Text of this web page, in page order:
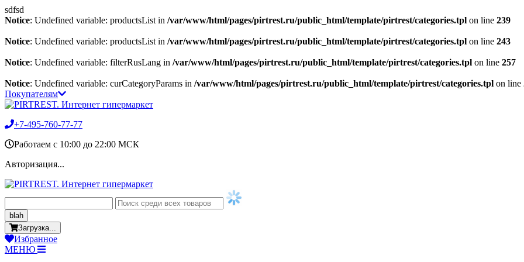
sdfsd
Notice: Undefined variable: productsList in /var/www/html/pages/pirtrest.ru/public_html/template/pirtrest/categories.tpl on line 239
Notice: Undefined variable: productsList in /var/www/html/pages/pirtrest.ru/public_html/template/pirtrest/categories.tpl on line 243
Notice: Undefined variable: filterRusLang in /var/www/html/pages/pirtrest.ru/public_html/template/pirtrest/categories.tpl on line 257
Notice: Undefined variable: curCategoryParams in /var/www/html/pages/pirtrest.ru/public_html/template/pirtrest/categories.tpl on line
Покупателям
+7-495-760-77-77
Работаем c 10:00 до 22:00 МСК
Авторизация...
blah
Загрузка...
Избранное
МЕНЮ